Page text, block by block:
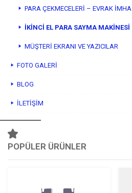
PARA ÇEKMECELERİ – EVRAK İMHA
İKİNCİ EL PARA SAYMA MAKİNESİ
MÜŞTERİ EKRANI VE YAZICILAR
FOTO GALERI
BLOG
İLETIŞIM
POPÜLER ÜRÜNLER